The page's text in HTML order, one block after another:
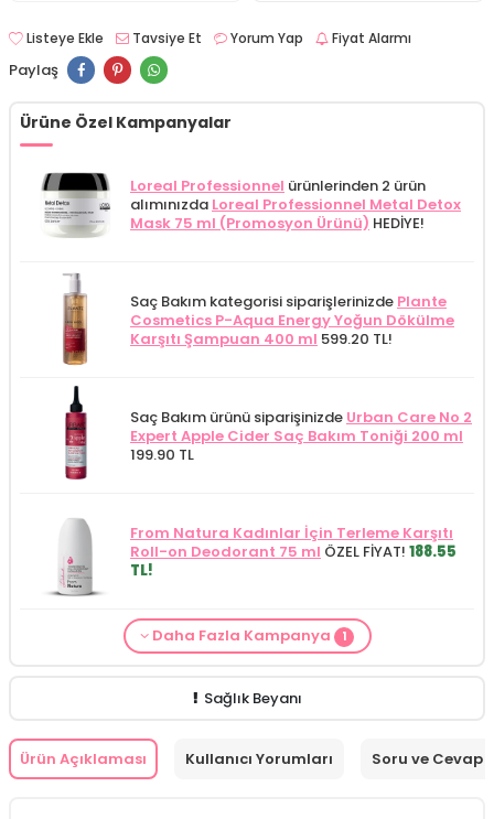
Listeye Ekle Tavsiye Et Yorum Yap Fiyat Alarmı
Paylaş
Ürüne Özel Kampanyalar
Loreal Professionnel ürünlerinden 2 ürün
alımınızda Loreal Professionnel Metal Detox
Mask 75 ml (Promosyon Ürünü) HEDİYE!
Saç Bakım kategorisi siparişlerinizde Plante
Cosmetics P-Aqua Energy Yoğun Dökülme
Karşıtı Şampuan 400 ml 599.20 TL!
Saç Bakım ürünü siparişinizde Urban Care No 2
Expert Apple Cider Saç Bakım Toniği 200 ml
199.90 TL
From Natura Kadınlar İçin Terleme Karşıtı
Roll-on Deodorant 75 ml ÖZEL FİYAT! 188.55
TL!
Saç Bakım Kategorisine Özel Fiyat
Daha Fazla Kampanya 1
Sağlık Beyanı
Ürün Açıklaması Kullanıcı Yorumları Soru ve Cevap